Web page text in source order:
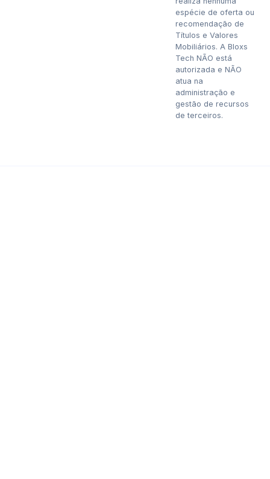
espécie de oferta ou
recomendação de
Títulos e Valores
Mobiliários. A Bloxs
Tech NÃO está
autorizada e NÃO
atua na
administração e
gestão de recursos
de terceiros.